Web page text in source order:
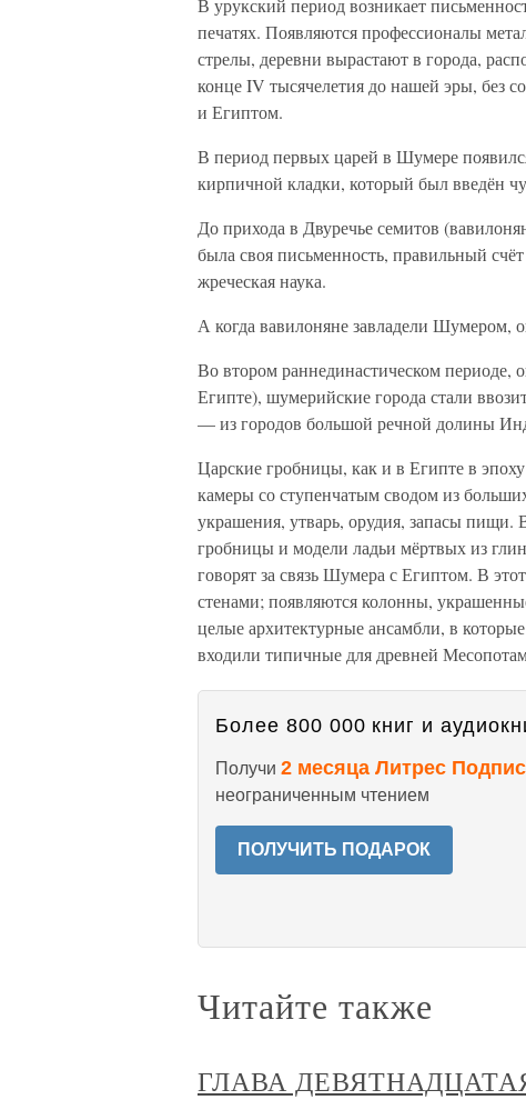
В урукский период возникает
печатях. Появляются профессионалы
стрелы, деревни вырастают в города,
конце IV тысячелетия до нашей эры, без
и Египтом.
В период первых царей в Шумере
кирпичной кладки, который был введён
До прихода в Двуречье семитов
была своя письменность, правильный
жреческая наука.
А когда вавилоняне завладели Шумером,
Во втором раннединастическом периоде,
Египте), шумерийские города стали
— из городов большой речной долины
Царские гробницы, как и в Египте в
камеры со ступенчатым сводом из
украшения, утварь, орудия, запасы пищи.
гробницы и модели ладьи мёртвых из
говорят за связь Шумера с Египтом. В
стенами; появляются колонны,
целые архитектурные ансамбли, в
входили типичные для древней
Более 800 000 книг и
Получи 2 месяца Литрес
неограниченным чтением
ПОЛУЧИТЬ ПОДАРОК
Читайте также
ГЛАВА